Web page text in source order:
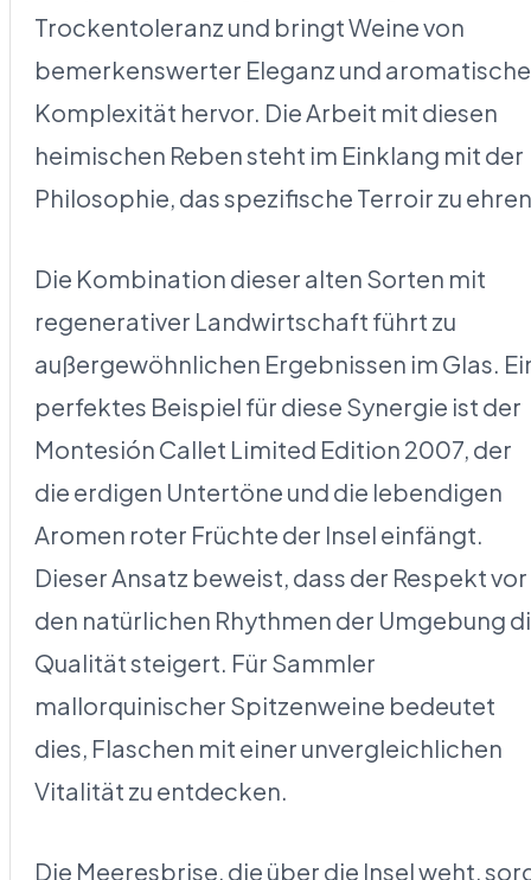
Trockentoleranz und bringt Weine von
bemerkenswerter Eleganz und
Komplexität hervor. Die Arbeit mit diesen
heimischen Reben steht im Einklang mit der
Philosophie, das spezifische Terroir zu
Die Kombination dieser alten Sorten mit
regenerativer Landwirtschaft führt zu
außergewöhnlichen Ergebnissen im Glas.
perfektes Beispiel für diese Synergie ist der
Montesión Callet Limited Edition 2007, der
die erdigen Untertöne und die lebendigen
Aromen roter Früchte der Insel einfängt.
Dieser Ansatz beweist, dass der Respekt vor
den natürlichen Rhythmen der Umgebung
Qualität steigert. Für Sammler
mallorquinischer Spitzenweine bedeutet
dies, Flaschen mit einer unvergleichlichen
Vitalität zu entdecken.
Die Meeresbrise, die über die Insel weht,